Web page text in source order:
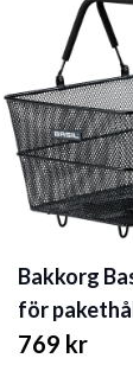
Bakkorg
för
769 kr